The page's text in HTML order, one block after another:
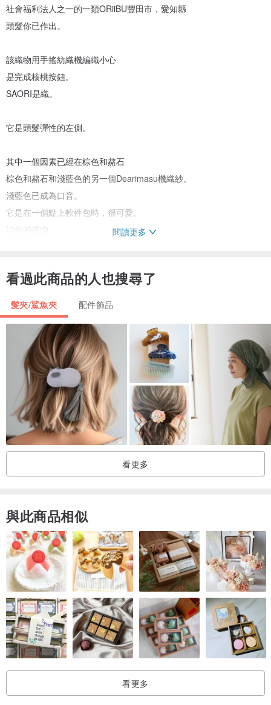
社會福利法人之一的一類ORiiBU豐田市，愛知縣
頭髮你已作出。
該織物用手搖紡織機編織小心
是完成核桃按鈕。
SAORI是織。
它是頭髮彈性的左側。
其中一個因素已經在棕色和赭石
棕色和赭石和淺藍色的另一個Dearimasu機織紗。
淺藍色已成為口音。
它是在一個點上軟件包時，很可愛。
標準
約的橡膠墊板3毫米厚度
※本產品已織織SAORI。
織SAORI表達方式，包括紗的選擇
創作者自由的概念已經成為原來的。
因此，紗線差雅這種色差的規律性
等也被認為是一個很好的腫塊
也有在該工作這樣的功能。
或者希望像機器一樣精確的色彩方案
日本手工製作
閱讀更多
看過此商品的人也搜尋了
髮夾/鯊魚夾 配件飾品
看更多
與此商品相似
看更多